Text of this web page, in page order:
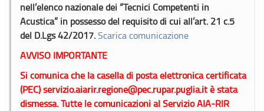
nell’elenco nazionale dei “Tecnici Competenti in
Acustica” in possesso del requisito di cui all’art. 21 c.5
del D.Lgs 42/2017.Scarica comunicazione
AVVISO IMPORTANTE
Si comunica che la casella di posta elettronica certificata
(PEC) servizio.aiarir.regione@pec.rupar.puglia.it è stata
dismessa. Tutte le comunicazioni al Servizio AIA-RIR